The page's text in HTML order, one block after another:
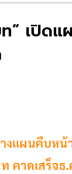
” เปิด
แผนคืบหน้า
คาดเสร็จ